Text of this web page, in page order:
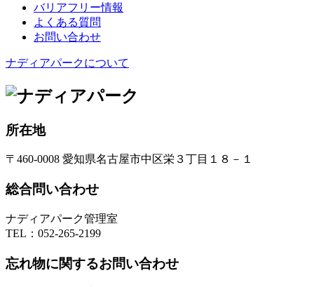
バリアフリー情報
よくある質問
お問い合わせ
ナディアパークについて
所在地
〒460-0008 愛知県名古屋市中区栄３丁目１８－１
総合問い合わせ
ナディアパーク管理室
TEL： 052-265-2199
忘れ物に関するお問い合わせ